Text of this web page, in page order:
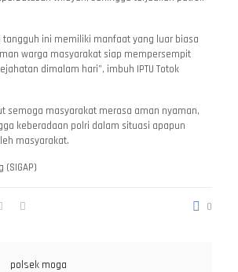
tangguh ini memiliki manfaat yang luar biasa
warga masyarakat siap mempersempit
dimalam hari”, imbuh IPTU Totok
semoga masyarakat merasa aman nyaman,
keberadaan polri dalam situasi apapun
masyarakat.
0
polsek moga